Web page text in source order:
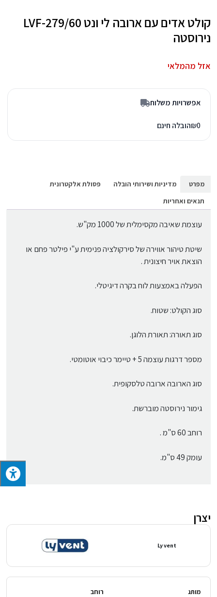
קולט אדים עם ארובה לי ונט LVF-279/60
נירוסטה
אזל מהמלאי
אפשרויות משלוח
₪0 הובלה חינם
מפרט מדיניות ושירותי הובלה
פסולת אלקטרונית
תנאים ואחריות
עוצמת שאיבה מקסימלית של 1000 מק"ש.
שיטת טיהור אווירה של סירקולציה פנימית ע"י פילטר פחם או
הוצאת אויר חיצונית .
הפעלה באמצעות לוח בקרה דיגיטלי.
סוג הקולט: שטוח.
סוג תאורה: תאורת הלוגן.
מספר דרגות עוצמה 5 + טיימר כיבוי אוטומטי.
סוג הארובה ארובה טלסקופית.
גימור נירוסטה מוברשת.
רוחב 60 ס"מ .
עומק 49 ס"מ.
יצרן
Ly vent
מותג רוחב